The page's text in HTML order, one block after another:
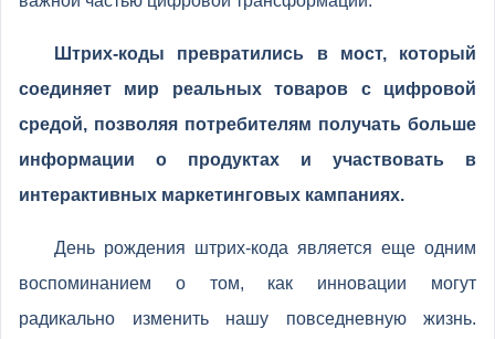
Штрих-коды превратились в мост, который
соединяет мир реальных товаров с цифровой
средой, позволяя потребителям получать больше
информации о продуктах и участвовать в
интерактивных маркетинговых кампаниях.
День рождения штрих-кода является еще одним
воспоминанием о том, как инновации могут
радикально изменить нашу повседневную жизнь.